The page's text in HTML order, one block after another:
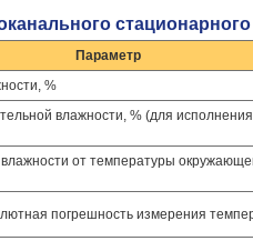
Параметр
%
влажности, % (для
от температуры
погрешность измерения